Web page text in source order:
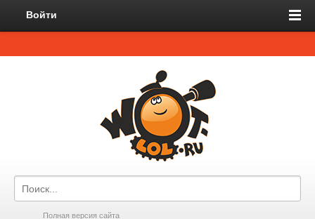
Войти
Полная версия сайта